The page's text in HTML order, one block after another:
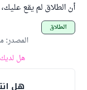
أن الطلاق لم يقع
الطلاق
المصدر:
هل
هل